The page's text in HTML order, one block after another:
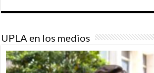
UPLA en los medios